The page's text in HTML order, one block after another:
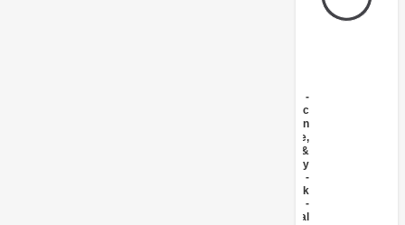
Administration
- Agriculture,
Fishing &
Livestock
Agricultural